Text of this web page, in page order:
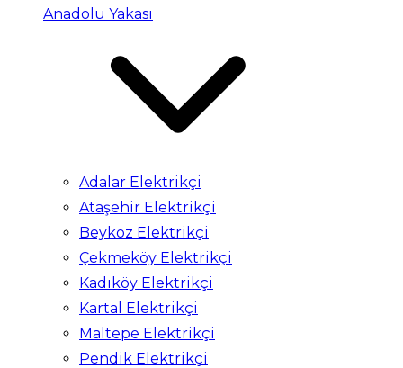
Anadolu Yakası
Adalar Elektrikçi
Ataşehir Elektrikçi
Beykoz Elektrikçi
Çekmeköy Elektrikçi
Kadıköy Elektrikçi
Kartal Elektrikçi
Maltepe Elektrikçi
Pendik Elektrikçi